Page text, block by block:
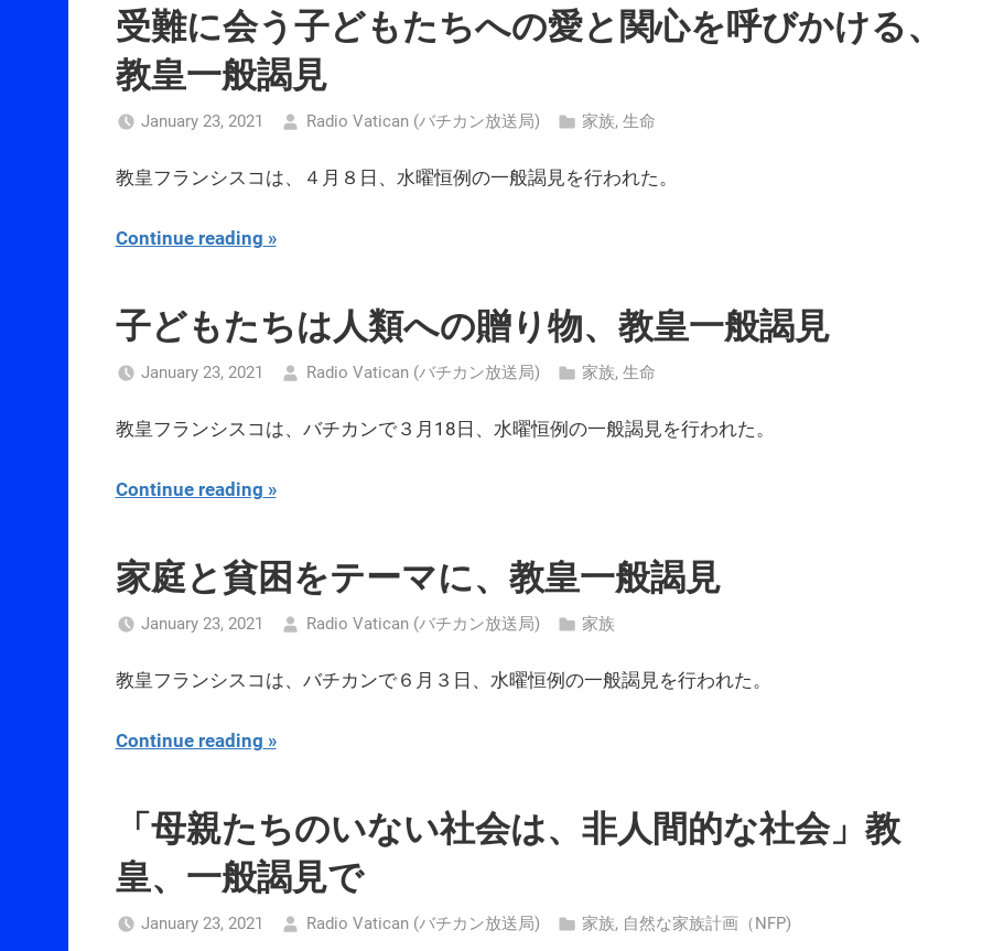
受難に会う子どもたちへの愛と関心を呼びかける、
教皇一般謁見
January 23, 2021 Radio Vatican (バチカン放送局) 家族, 生命
教皇フランシスコは、４月８日、水曜恒例の一般謁見を行われた。
Continue reading
子どもたちは人類への贈り物、教皇一般謁見
January 23, 2021 Radio Vatican (バチカン放送局) 家族, 生命
教皇フランシスコは、バチカンで３月18日、水曜恒例の一般謁見を行われた。
Continue reading
家庭と貧困をテーマに、教皇一般謁見
January 23, 2021 Radio Vatican (バチカン放送局) 家族
教皇フランシスコは、バチカンで６月３日、水曜恒例の一般謁見を行われた。
Continue reading
「母親たちのいない社会は、非人間的な社会」教
皇、一般謁見で
January 23, 2021 Radio Vatican (バチカン放送局) 家族, 自然な家族計画（NFP)